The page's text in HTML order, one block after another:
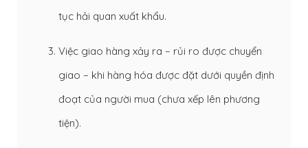
tục hải quan xuất khẩu.
Việc giao hàng xảy ra – rủi ro được chuyển
giao – khi hàng hóa được đặt dưới quyền định
đoạt của người mua (chưa xếp lên phương
tiện).